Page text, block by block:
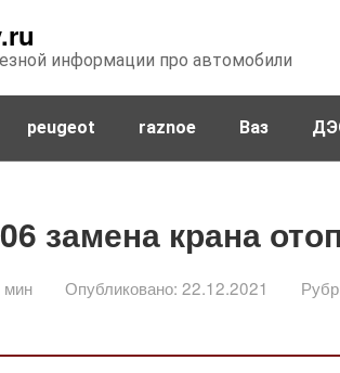
информации про автомобили
peugeot raznoe Ваз
замена крана
Опубликовано: 22.12.2021